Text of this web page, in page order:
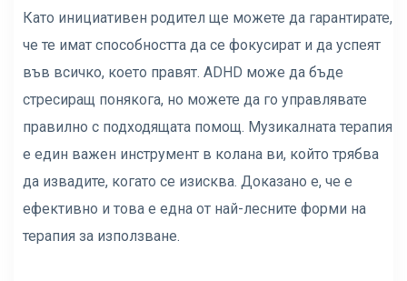
Като инициативен родител ще можете да гарантирате,
че те имат способността да се фокусират и да успеят
във всичко, което правят. ADHD може да бъде
стресиращ понякога, но можете да го управлявате
правилно с подходящата помощ. Музикалната терапия
е един важен инструмент в колана ви, който трябва
да извадите, когато се изисква. Доказано е, че е
ефективно и това е една от най-лесните форми на
терапия за използване.